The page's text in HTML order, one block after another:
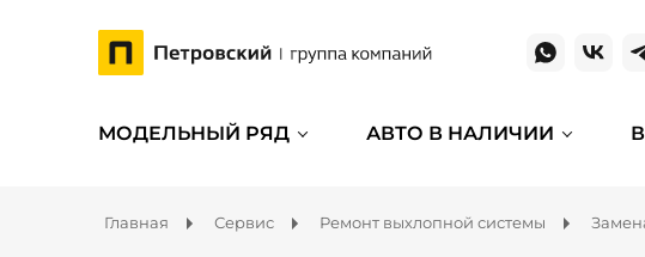
МОДЕЛЬНЫЙ РЯД АВТО В НАЛИЧИИ
Главная Сервис Ремонт выхлопной системы